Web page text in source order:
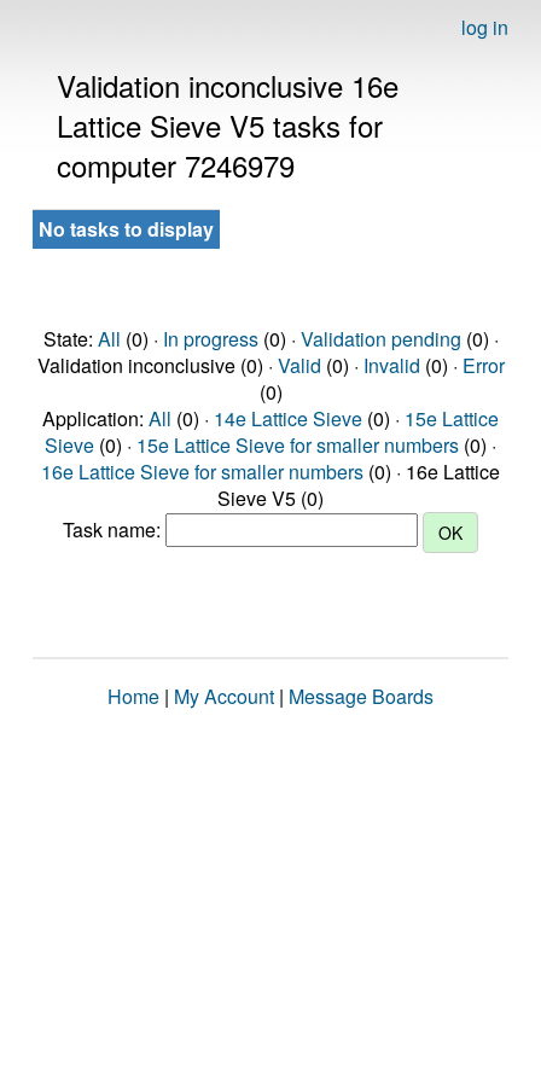
log in
Validation inconclusive 16e
Lattice Sieve V5 tasks for
computer 7246979
No tasks to display
State: All (0) · In progress(0) · Validation pending (0) ·
Validation inconclusive (0) · Valid (0) · Invalid (0) · Error
(0)
Application: All (0) · 14e Lattice Sieve (0) · 15e Lattice
Sieve (0) · 15e Lattice Sieve for smaller numbers (0) ·
16e Lattice Sieve for smaller numbers (0) · 16e Lattice
Sieve V5 (0)
Task name:
Home | My Account | Message Boards